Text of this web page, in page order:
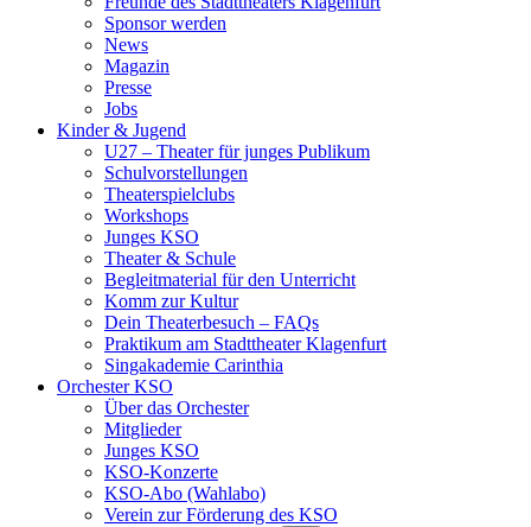
Sponsor werden
News
Magazin
Presse
Jobs
Kinder & Jugend
U27 – Theater für junges Publikum
Schulvorstellungen
Theaterspielclubs
Workshops
Junges KSO
Theater & Schule
Begleitmaterial für den Unterricht
Komm zur Kultur
Dein Theaterbesuch – FAQs
Praktikum am Stadttheater Klagenfurt
Singakademie Carinthia
Orchester KSO
Über das Orchester
Mitglieder
Junges KSO
KSO-Konzerte
KSO-Abo (Wahlabo)
Verein zur Förderung des KSO